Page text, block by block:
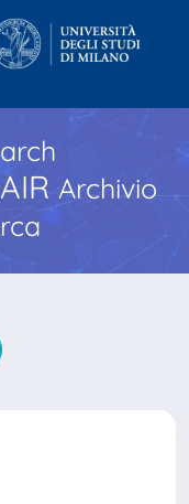
Archivio